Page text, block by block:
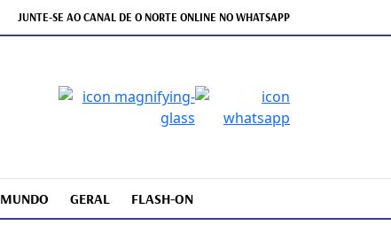
JUNTE-SE AO CANAL DE O NORTE ONLINE NO WHATSAPP
MUNDO GERAL FLASH-ON